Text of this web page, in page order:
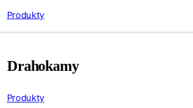
Produkty
Drahokamy
Produkty